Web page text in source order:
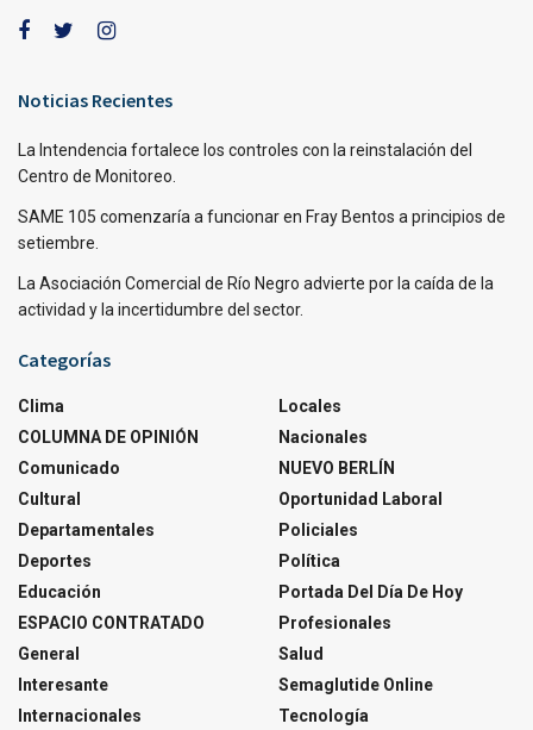
Noticias Recientes
La Intendencia fortalece los controles con la reinstalación del
Centro de Monitoreo.
SAME 105 comenzaría a funcionar en Fray Bentos a principios de
setiembre.
La Asociación Comercial de Río Negro advierte por la caída de la
actividad y la incertidumbre del sector.
Categorías
Clima
COLUMNA DE OPINIÓN
Comunicado
Cultural
Departamentales
Deportes
Educación
ESPACIO CONTRATADO
General
Interesante
Internacionales
Locales
Nacionales
NUEVO BERLÍN
Oportunidad Laboral
Policiales
Política
Portada Del Día De Hoy
Profesionales
Salud
Semaglutide Online
Tecnología